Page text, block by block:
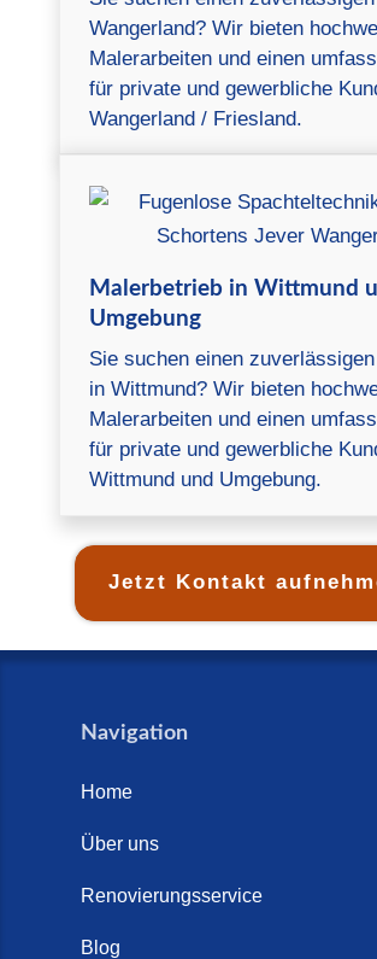
Wangerland? Wir bieten
Malerarbeiten und einen
für private und gewerbliche
Wangerland / Friesland.
Malerbetrieb in Wittmund
Umgebung
Sie suchen einen
in Wittmund? Wir bieten
Malerarbeiten und einen
für private und gewerbliche
Wittmund und Umgebung.
Jetzt Kontakt
Navigation
Home
Über uns
Renovierungsservice
Blog